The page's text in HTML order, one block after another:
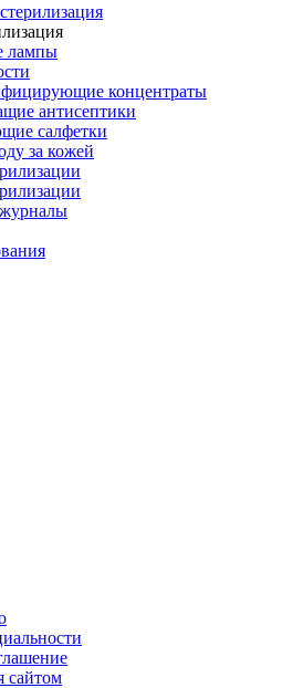
лампы
концентраты
антисептики
салфетки
за кожей
сайтом